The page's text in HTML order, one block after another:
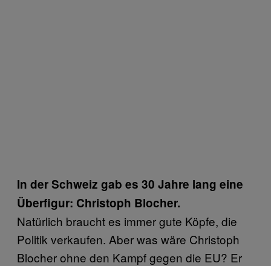
In der Schweiz gab es 30 Jahre lang eine
Überfigur: Christoph Blocher.
Natürlich braucht es immer gute Köpfe, die
Politik verkaufen. Aber was wäre Christoph
Blocher ohne den Kampf gegen die EU? Er